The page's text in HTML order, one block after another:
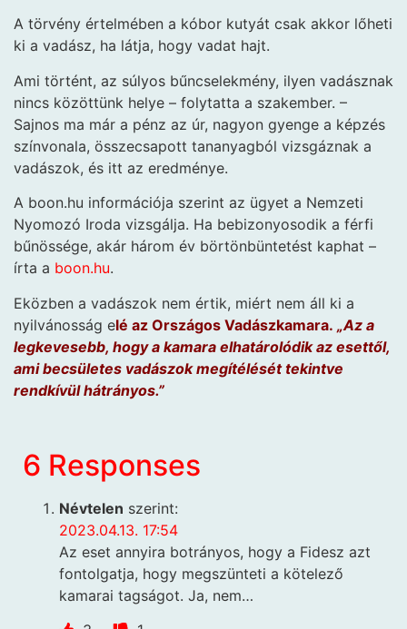
A törvény értelmében a kóbor kutyát csak akkor lőheti
ki a vadász, ha látja, hogy vadat hajt.
Ami történt, az súlyos bűncselekmény, ilyen vadásznak
nincs közöttünk helye – folytatta a szakember. –
Sajnos ma már a pénz az úr, nagyon gyenge a képzés
színvonala, összecsapott tananyagból vizsgáznak a
vadászok, és itt az eredménye.
A boon.hu információja szerint az ügyet a Nemzeti
Nyomozó Iroda vizsgálja. Ha bebizonyosodik a férfi
bűnössége, akár három év börtönbüntetést kaphat –
írta a boon.hu.
Eközben a vadászok nem értik, miért nem áll ki a
nyilvánosság elé az Országos Vadászkamara. „Az a
legkevesebb, hogy a kamara elhatárolódik az esettől,
ami becsületes vadászok megítélését tekintve
rendkívül hátrányos.”
6 Responses
Névtelen szerint:
2023.04.13. 17:54
Az eset annyira botrányos, hogy a Fidesz azt
fontolgatja, hogy megszünteti a kötelező
kamarai tagságot. Ja, nem…